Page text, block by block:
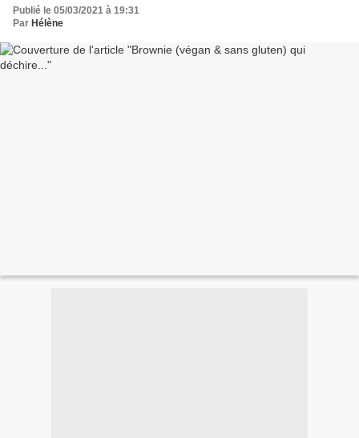
Publié le 05/03/2021 à 19:31
Par Hélène